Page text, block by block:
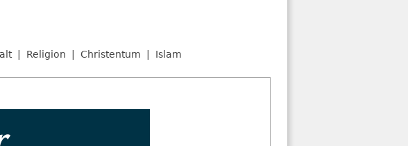
Religion Christentum Islam